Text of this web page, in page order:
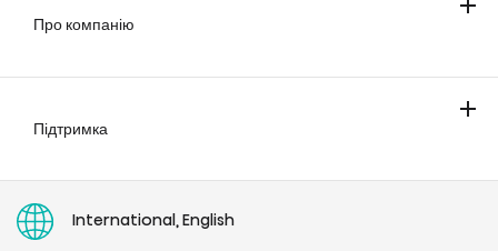
Про компанію
Підтримка
International, English